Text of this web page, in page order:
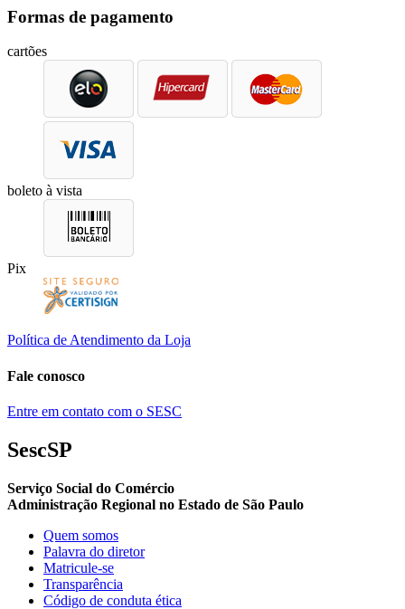
Formas de pagamento
cartões
boleto à vista
Pix
Política de Atendimento da Loja
Fale conosco
Entre em contato com o SESC
SescSP
Serviço Social do Comércio
Administração Regional no Estado de São Paulo
Quem somos
Palavra do diretor
Matricule-se
Transparência
Código de conduta ética